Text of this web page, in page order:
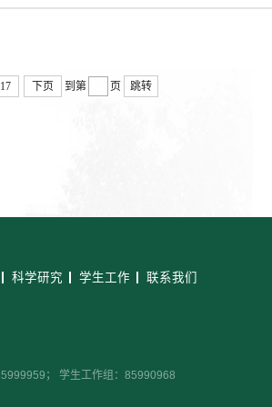
17 下页 到第 页 跳转
科学研究 学生工作 联系我们
； 学生工作组：85990968